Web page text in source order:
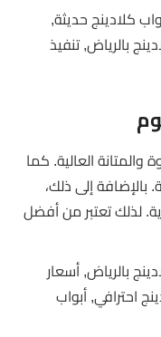
كلادينج حديثة,
بالرياض, تنفيذ
والمتانة العالية. كما
بالإضافة إلى ذلك،
لذلك تعتبر من أفضل
بالرياض, أسعار
احترافي, أبواب